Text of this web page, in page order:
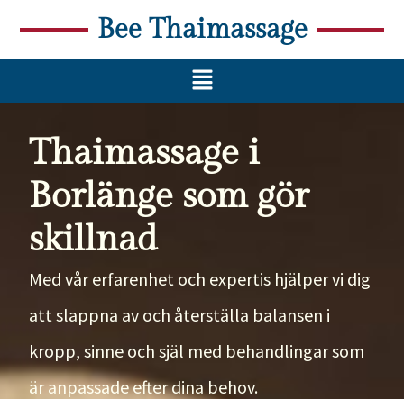
Bee Thaimassage
Thaimassage i
Borlänge som gör
skillnad
Med vår erfarenhet och expertis hjälper vi dig
att slappna av och återställa balansen i
kropp, sinne och själ med behandlingar som
är anpassade efter dina behov.